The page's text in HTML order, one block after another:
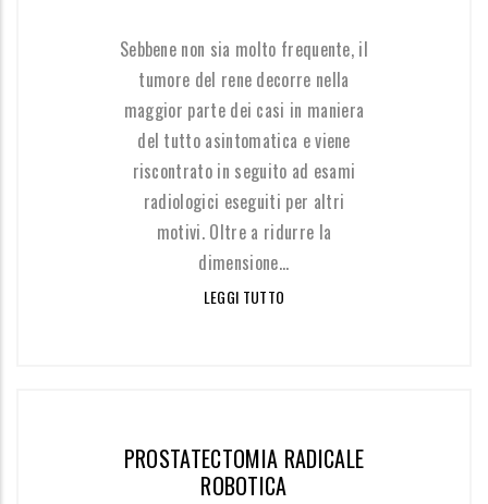
Sebbene non sia molto frequente, il
tumore del rene decorre nella
maggior parte dei casi in maniera
del tutto asintomatica e viene
riscontrato in seguito ad esami
radiologici eseguiti per altri
motivi. Oltre a ridurre la
dimensione...
LEGGI TUTTO
PROSTATECTOMIA RADICALE
ROBOTICA